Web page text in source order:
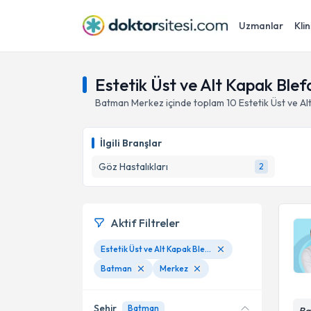
Uzmanlar
Estetik Üst ve Alt Kapak
Batman Merkez içinde toplam 10 Estetik Üst ve
İlgili Branşlar
Göz Hastalıkları
2
Aktif Filtreler
Estetik Üst ve Alt Kapak Blefaroplasti
Batman
Merkez
Şehir Batman